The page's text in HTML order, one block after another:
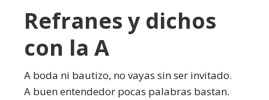
Refranes y dichos
con la A
A boda ni bautizo, no vayas sin ser invitado.
A buen entendedor pocas palabras bastan.